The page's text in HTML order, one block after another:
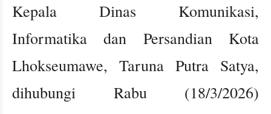
Kepala Dinas Komunikasi,
Informatika dan Persandian Kota
Lhokseumawe, Taruna Putra Satya,
dihubungi Rabu (18/3/2026)